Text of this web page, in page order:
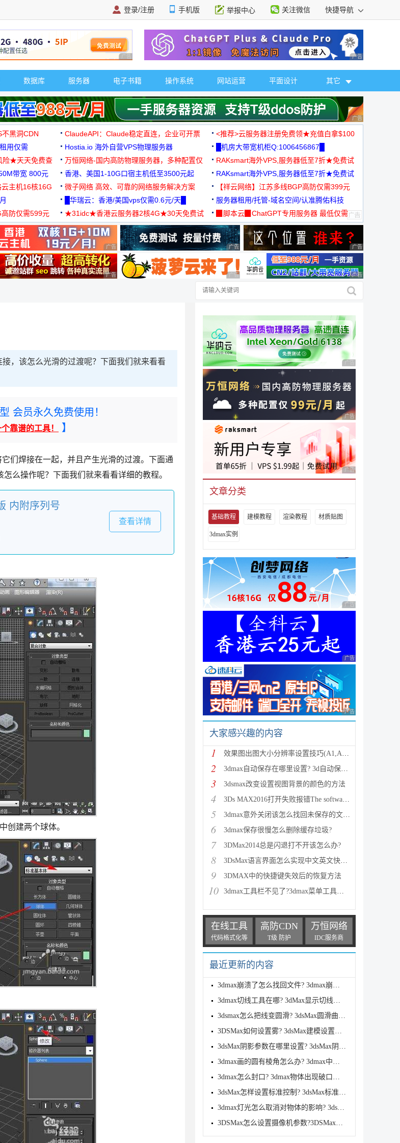
登录/注册 手机版 举报中心 关注微信 快捷导航
广告 商业广告，理性选择 广告 商业广告，理
数据库 服务器 电子书籍 操作系统 网站运营 平面设计 其它
广告 商业广告，理
黑洞CDN ClaudeAPI：Claude稳定直连，企业可开票
<推荐>云服务器注册免费领★充值白拿$100
用仅需
Hostia.io 海外自营VPS物理服务器
█机房大带宽机柜Q:1006456867█
险★天天免费查
万恒网络-国内高防物理服务器，多种配置仅
99元/月起
RAKsmart海外VPS,服务器低至7折★免费试
用★
带宽 800元 香港、美国1-10G口宿主机低至3500元起
RAKsmart海外VPS,服务器低至7折★免费试
用★
主机16核16G
微子网络 高效、可靠的网络服务解决方案
【祥云网络】江苏多线BGP高防仅需399元
█华瑞云：香港/美国vps仅需0.6元/天█
服务器租用/托管-域名空间/认准腾佑科技
防仅需599元
★31idc★香港云服务器2核4G★30天免费试
用◆
▉脚本云▉ChatGPT专用服务器 最低仅需
19元/月
广告，理性选择 广告 商业广告，理性选择 广告 商业广告，理性选择 广告 商业广告，理
广告，理性选择 广告 商业广告，理性选择 广告 商业广告，理性选择 广告 商业广告，理
，该怎么光滑的过渡呢？下面我们就来看看
会员永久免费使用！
靠谱的工具！ 】
们焊接在一起，并且产生光滑的过渡。下面通
么操作呢？下面我们就来看看详细的教程。
内附序列号
查看详情
创建两个球体。
广告 商业广告，理性
广告 商业广告，理性
广告 商业广告，理性
文章分类
基础教程 建模教程 渲染教程 材质贴图
3dmax实例
广告 商业广告，理性
广告 商业广告，理性
广告 商业广告，理性
大家感兴趣的内容
1 效果图出图大小分辨率设置技巧(A1,A2,A3,A4)
2 3dmax自动保存在哪里设置? 3d自动保存时间设置教程
3 3dsmax改变设置视图背景的颜色的方法
4 3Ds MAX2016打开失败报错The software license check
5 3dmax意外关闭该怎么找回未保存的文件?
6 3dmax保存很慢怎么删除缓存垃圾?
7 3DMax2014总是闪退打不开该怎么办?
8 3DsMax语言界面怎么实现中文英文快速切换?
9 3DMAX中的快捷键失效后的恢复方法
10 3dmax工具栏不见了?3dmax菜单工具栏显示不出来的解决
在线工具
代码格式化等
高防CDN
T级 防护
万恒网络
IDC服务商
最近更新的内容
3dmax崩溃了怎么找回文件? 3dmax崩溃后恢复文件的方法
3dmax切线工具在哪? 3dMax显示切线的技巧
3dsmax怎么把线变圆滑? 3dsMax圆滑曲线的绘制技巧
3DSMax如何设置雾? 3dsMax建模设置雾的参数技巧
3dsMax阴影参数在哪里设置? 3dsMax阴影深浅设置技巧
3dmax画的圆有棱角怎么办? 3dmax中圆形不够圆滑的解决
3dmax怎么封口? 3dmax物体出现破口进行封口处理的技巧
3dsMax怎样设置标准控制? 3dsMax标准控制参数设置技巧
3dmax灯光怎么取消对物体的影响? 3ds Max关闭灯光衰减
3DSMax怎么设置摄像机参数?3DSMax设置摄像机参数教程